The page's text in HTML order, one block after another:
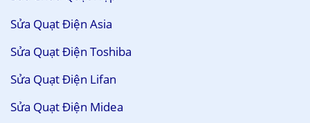
Sửa Quạt Điện Asia
Sửa Quạt Điện Toshiba
Sửa Quạt Điện Lifan
Sửa Quạt Điện Midea